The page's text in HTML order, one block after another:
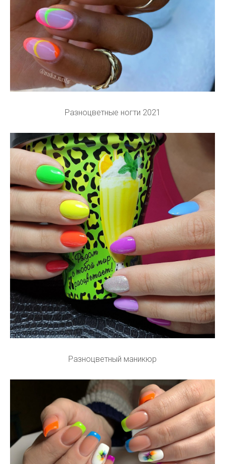
Разноцветные ногти 2021
Разноцветный маникюр